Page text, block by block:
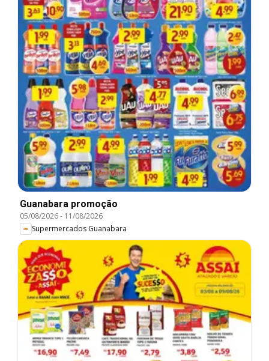
Guanabara promoção
05/08/2026- 11/08/2026
Supermercados Guanabara